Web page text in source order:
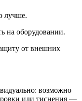
лучше.
на оборудовании.
от внешних
возможно
или тиснения —